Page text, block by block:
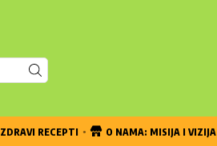
ZDRAVI RECEPTI O NAMA: MISIJA I VIZIJA